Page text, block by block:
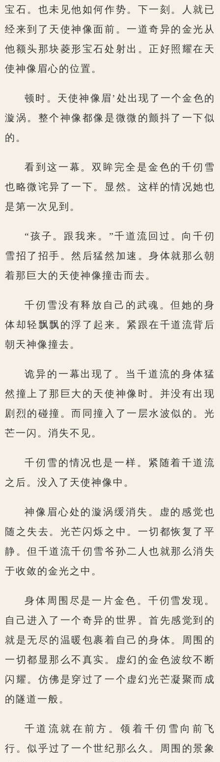
宝石。也未见他如何作势。下一刻。人就已
经来到了天使神像面前。一道奇异的金光从
他额头那块菱形宝石处射出。正好照耀在天
使神像眉心的位置。
顿时。天使神像眉’处出现了一个金色的
漩涡。整个神像都像是微微的颤抖了一下似
的。
看到这一幕。双眸完全是金色的千仞雪
也略微诧异了一下。显然。这样的情况她也
是第一次见到。
“孩子。跟我来。”千道流回过。向千仞
雪招了招手。然后猛然加速。身体就那么朝
着那巨大的天使神像撞击而去。
千仞雪没有释放自己的武魂。但她的身
体却轻飘飘的浮了起来。紧跟在千道流背后
朝天神像撞去。
诡异的一幕出现了。当千道流的身体猛
然撞上了那巨大的天使神像时。并没有出现
剧烈的碰撞。而同撞入了一层水波似的。光
芒一闪。消失不见。
千仞雪的情况也是一样。紧随着千道流
之后。没入了天使神像中。
神像眉心处的漩涡缓消失。虚的感觉也
随之失去。光芒闪烁之中。一切都恢复了平
静。但千道流千仞雪爷孙二人也就那么消失
于收敛的金光之中。
身体周围尽是一片金色。千仞雪发现。
自己进入了一个奇异的世界。首先感觉到的
就是无尽的温暖包裹着自己的身体。周围的
一切都显那么不真实。虚幻的金色波纹不断
闪耀。仿佛是穿过了一个虚幻光芒凝聚而成
的隧道一般。
千道流就在前方。领着千仞雪向前飞
行。似乎过了一个世纪那么久。周围的景象